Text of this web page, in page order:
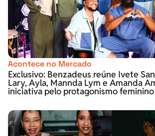
Acontece no Mercado
Exclusivo: Benzadeus reúne Ivete
Lary, Ayla, Mannda Lym e Amanda
iniciativa pelo protagonismo